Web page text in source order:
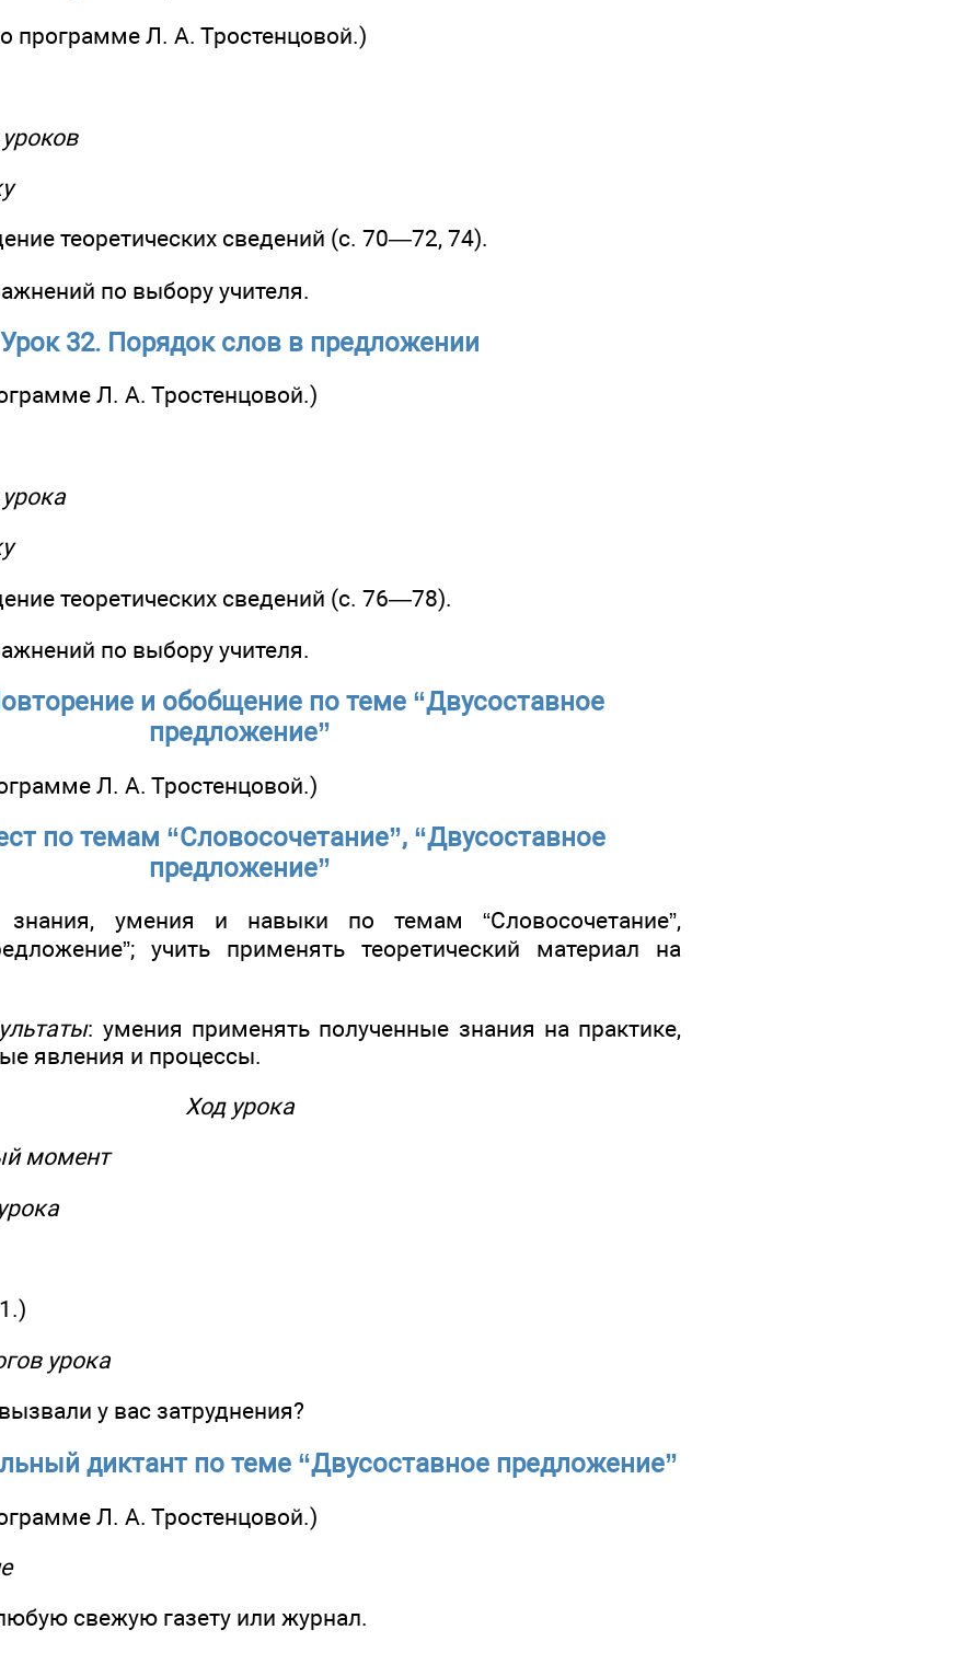
программе Л. А. Тростенцовой.)
теоретических сведений (с. 70—72, 74).
по выбору учителя.
Урок 32. Порядок слов в предложении
Л. А. Тростенцовой.)
теоретических сведений (с. 76—78).
по выбору учителя.
и обобщение по теме “Двусоставное
предложение”
Л. А. Тростенцовой.)
по темам “Словосочетание”, “Двусоставное
предложение”
умения и навыки по темам “Словосочетание”,
учить применять теоретический материал на
: умения применять полученные знания на практике,
явления и процессы.
Ход урока
момент
урока
у вас затруднения?
диктант по теме “Двусоставное предложение”
Л. А. Тростенцовой.)
свежую газету или журнал.